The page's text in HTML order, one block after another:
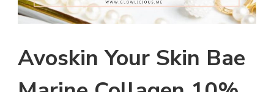
Avoskin Your Skin Bae